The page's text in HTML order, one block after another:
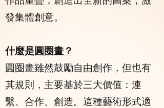
發集體創意。
什麼是圓圈畫？
圓圈畫雖然鼓勵自由創作，但也有
其規則，主要基於三大價值：連
繫、合作、創造。這種藝術形式適